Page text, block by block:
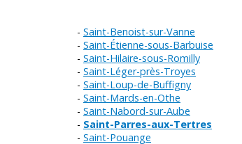
Saint-Benoist-sur-Vanne
Saint-Étienne-sous-Barbuise
Saint-Hilaire-sous-Romilly
Saint-Léger-près-Troyes
Saint-Loup-de-Buffigny
Saint-Mards-en-Othe
Saint-Nabord-sur-Aube
Saint-Parres-aux-Tertres
Saint-Pouange